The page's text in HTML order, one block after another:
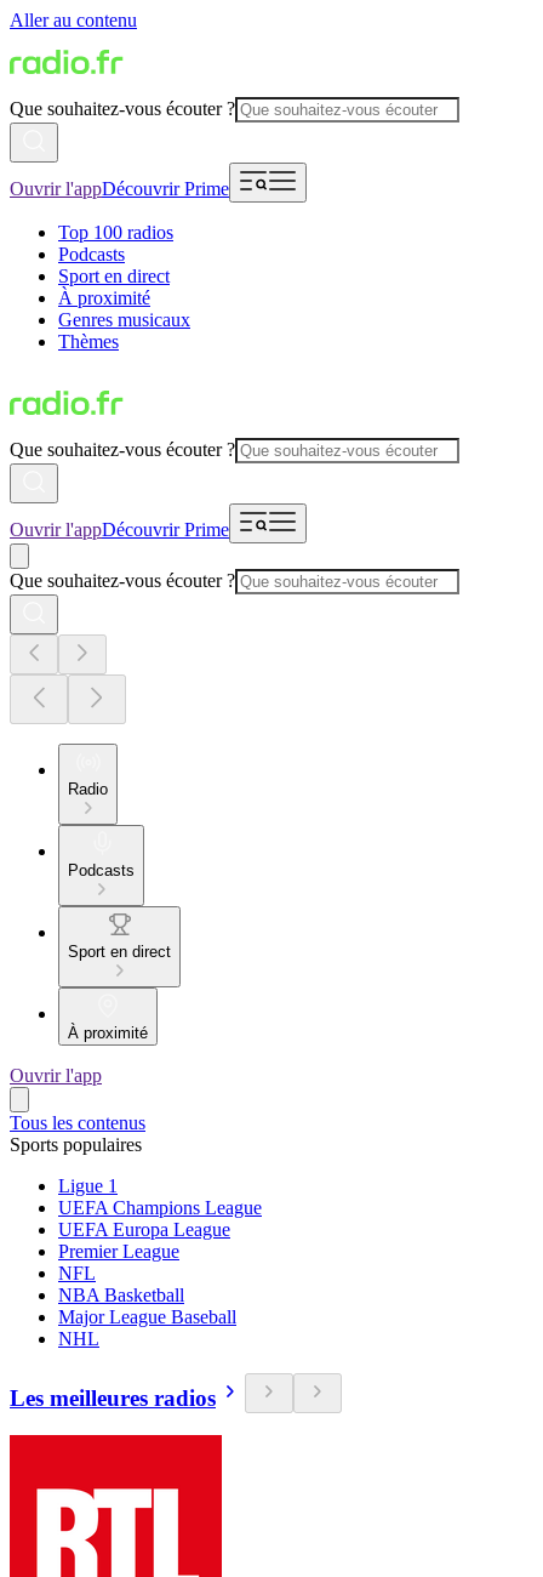
Aller au contenu
Que souhaitez-vous écouter ?
Ouvrir l'appDécouvrir Prime
Top 100 radios
Podcasts
Sport en direct
À proximité
Genres musicaux
Thèmes
Que souhaitez-vous écouter ?
Ouvrir l'appDécouvrir Prime
Que souhaitez-vous écouter ?
Radio
Podcasts
Sport en direct
À proximité
Ouvrir l'app
Tous les contenus
Sports populaires
Ligue 1
UEFA Champions League
UEFA Europa League
Premier League
NFL
NBA Basketball
Major League Baseball
NHL
Les meilleures radios